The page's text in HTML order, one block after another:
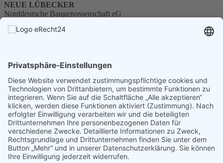
NEUE LÜBECKER
Norddeutsche Baugenossenschaft eG
Telefon0451 1405-0
Datenschutz Impressum Barrierefreiheit